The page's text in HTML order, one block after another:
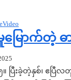
Video
မြောက်တဲ့
၅။ ပြီးခဲ့တဲ့နှစ်၊ ဧ